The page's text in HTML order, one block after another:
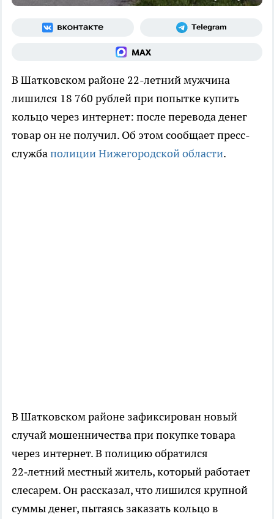
В Шатковском районе 22-летний мужчина
лишился 18 760 рублей при попытке купить
кольцо через интернет: после перевода денег
товар он не получил. Об этом сообщает пресс-
службаполиции Нижегородской области.
В Шатковском районе зафиксирован новый
случай мошенничества при покупке товара
через интернет. В полицию обратился
22‑летний местный житель, который работает
слесарем. Он рассказал, что лишился крупной
суммы денег, пытаясь заказать кольцо в